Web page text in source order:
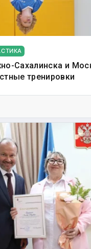
Сахалинска и
тренировки